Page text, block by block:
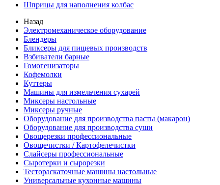
Шприцы для наполнения колбас
Назад
Электромеханическое оборудование
Блендеры
Бликсеры для пищевых производств
Взбиватели барные
Гомогенизаторы
Кофемолки
Куттеры
Машины для измельчения сухарей
Миксеры настольные
Миксеры ручные
Оборудование для производства пасты (макарон)
Оборудование для производства суши
Овощерезки профессиональные
Овощечистки / Картофелечистки
Слайсеры профессиональные
Сыротерки и сырорезки
Тестораскаточные машины настольные
Универсальные кухонные машины